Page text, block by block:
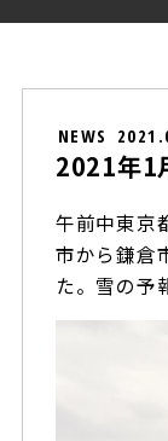
NEWS
2021年1
午前中東京
市から鎌倉
た。雪の予